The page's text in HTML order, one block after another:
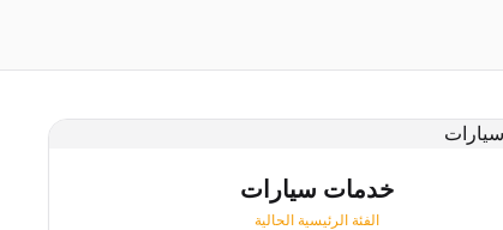
خدمات سيارات
الفئة الرئيسية الحالية